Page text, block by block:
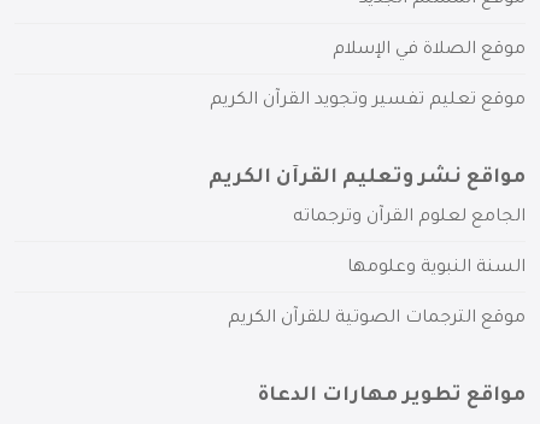
موقع الصلاة في الإسلام
موقع تعليم تفسير وتجويد القرآن الكريم
مواقع نشر وتعليم القرآن الكريم
الجامع لعلوم القرآن وترجماته
السنة النبوية وعلومها
موقع الترجمات الصوتية للقرآن الكريم
مواقع تطوير مهارات الدعاة